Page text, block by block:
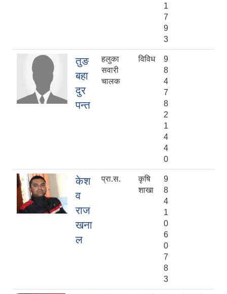
1
7
9
3
तुङ
बहा
दुर
पन्त
हलुका
सवारी
चालक
विविध
9
8
4
7
8
2
1
4
4
0
केश
व
राज
खना
ल
प्रा.स.
कृषि
शाखा
9
8
4
1
0
6
0
7
8
3